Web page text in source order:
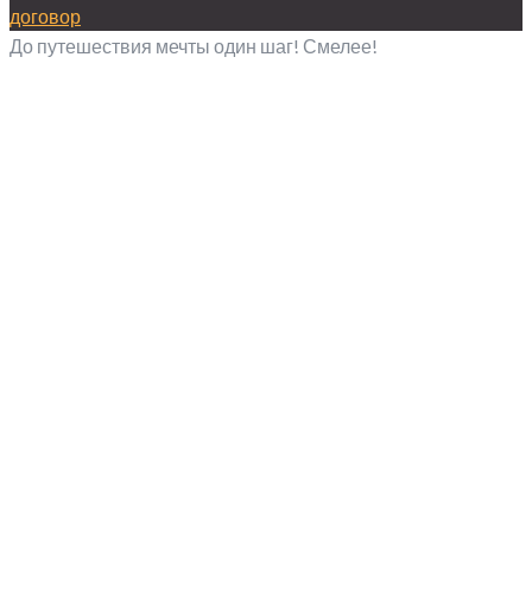
договор
До путешествия мечты один шаг! Смелее!